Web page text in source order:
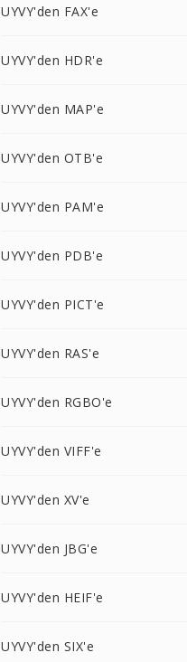
UYVY'den FAX'e
UYVY'den HDR'e
UYVY'den MAP'e
UYVY'den OTB'e
UYVY'den PAM'e
UYVY'den PDB'e
UYVY'den PICT'e
UYVY'den RAS'e
UYVY'den RGBO'e
UYVY'den VIFF'e
UYVY'den XV'e
UYVY'den JBG'e
UYVY'den HEIF'e
UYVY'den SIX'e